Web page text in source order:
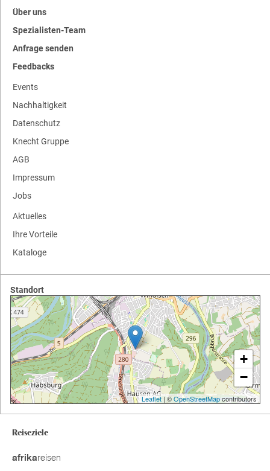
Über uns
Spezialisten-Team
Anfrage senden
Feedbacks
Events
Nachhaltigkeit
Datenschutz
Knecht Gruppe
AGB
Impressum
Jobs
Aktuelles
Ihre Vorteile
Kataloge
Standort
+
−
Leaflet| ©OpenStreetMapcontributors
Reiseziele
afrikareisen